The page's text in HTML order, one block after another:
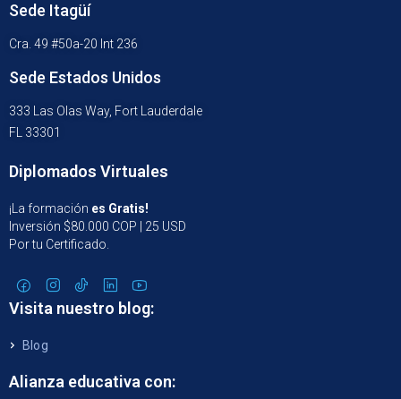
Sede Itagüí
Cra. 49 #50a-20 Int 236
Sede Estados Unidos
333 Las Olas Way, Fort Lauderdale
FL 33301
Diplomados Virtuales
¡La formación es Gratis!
Inversión $80.000 COP | 25 USD
Por tu Certificado.
Visita nuestro blog:
Blog
Alianza educativa con: